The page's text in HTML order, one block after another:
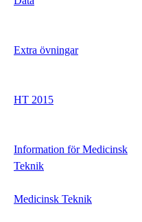
Extra övningar
HT 2015
Information för Medicinsk
Teknik
Medicinsk Teknik